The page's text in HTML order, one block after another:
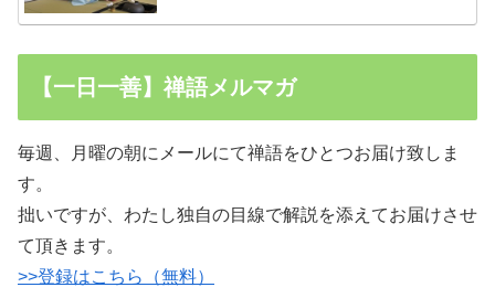
【一日一善】禅語メルマガ
毎週、月曜の朝にメールにて禅語をひとつお届け致しま
す。
拙いですが、わたし独自の目線で解説を添えてお届けさせ
て頂きます。
>>登録はこちら（無料）